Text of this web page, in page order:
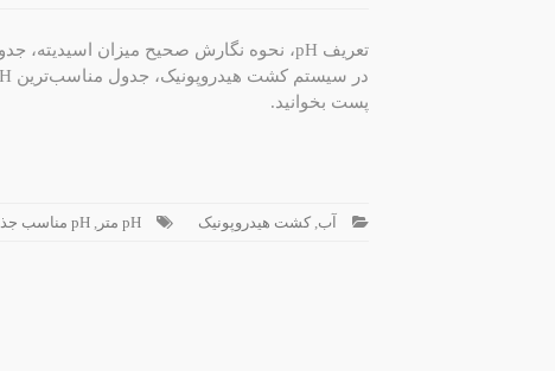
پست بخوانید.
آب, کشت هیدروپونیک pH متر , pH مناسب جذب عناصر هیدروپونیک